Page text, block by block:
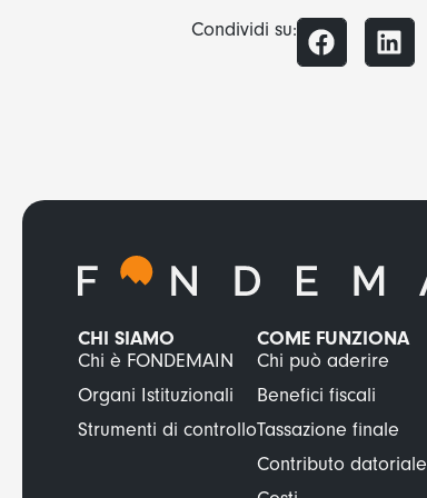
Condividi su:
CHI SIAMO
Chi è FONDEMAIN
Organi Istituzionali
Strumenti di controllo
COME FUNZIONA
Chi può aderire
Benefici fiscali
Tassazione finale
Contributo datoriale